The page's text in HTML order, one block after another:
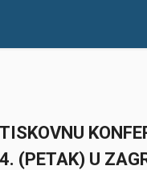
(PETAK) U